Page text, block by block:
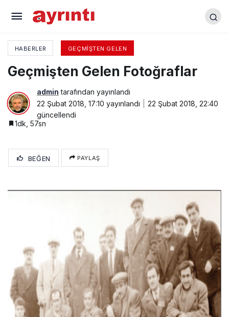
HABERLER GEÇMIŞTEN GELEN
Geçmişten Gelen Fotoğraflar
admin tarafından yayınlandı
22 Şubat 2018, 17:10 yayınlandı
22 Şubat 2018, 22:40
güncellendi
1dk, 57sn
BEĞEN PAYLAŞ
Geçmişten Gelen Fotoğraflar